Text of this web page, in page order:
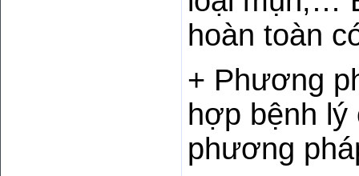
hoàn toàn
+ Phương
hợp bệnh lý
phương